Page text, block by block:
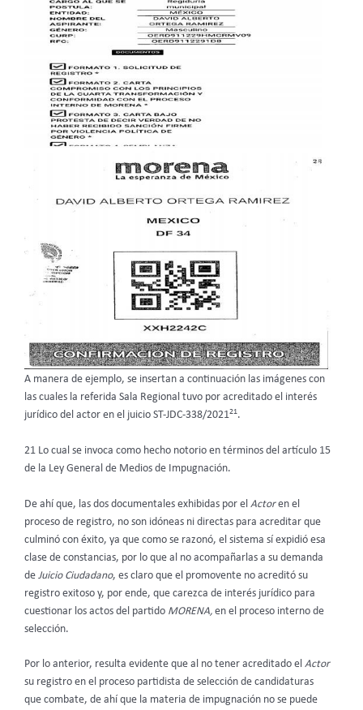
A manera de ejemplo, se insertan a continuación las imágenes con
las cuales la referida Sala Regional tuvo por acreditado el interés
jurídico del actor en el juicio ST-JDC-338/202121.
21 Lo cual se invoca como hecho notorio en términos del artículo 15
de la Ley General de Medios de Impugnación.
De ahí que, las dos documentales exhibidas por el Actoren el
proceso de registro, no son idóneas ni directas para acreditar que
culminó con éxito, ya que como se razonó, el sistema sí expidió esa
clase de constancias, por lo que al no acompañarlas a su demanda
de Juicio Ciudadano, es claro que el promovente no acreditó su
registro exitoso y, por ende, que carezca de interés jurídico para
cuestionar los actos del partido MORENA, en el proceso interno de
selección.
Por lo anterior, resulta evidente que al no tener acreditado el Actor
su registro en el proceso partidista de selección de candidaturas
que combate, de ahí que la materia de impugnación no se puede